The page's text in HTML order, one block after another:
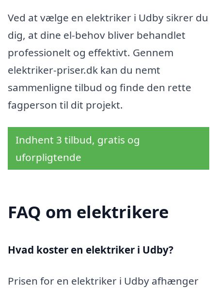
Ved at vælge en elektriker i Udby sikrer du
dig, at dine el-behov bliver behandlet
professionelt og effektivt. Gennem
elektriker-priser.dk kan du nemt
sammenligne tilbud og finde den rette
fagperson til dit projekt.
Indhent 3 tilbud, gratis og
uforpligtende
FAQ om elektrikere
Hvad koster en elektriker i Udby?
Prisen for en elektriker i Udby afhænger